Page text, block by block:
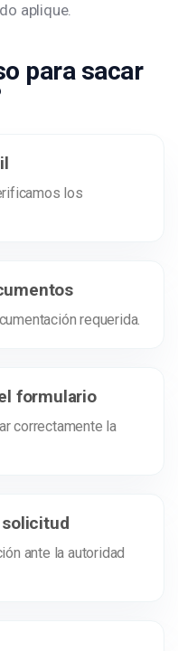
aplique.
para sacar
los
requerida.
formulario
correctamente la
solicitud
ante la autoridad